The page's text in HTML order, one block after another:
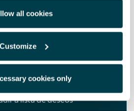
all cookies
Customize
cookies only
pies.
BORN y CUPRA TAVASCAN).
a lista de deseos